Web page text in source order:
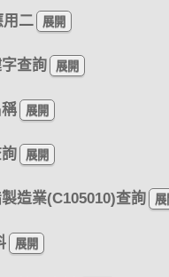
用二
查詢
造業(C105010)查詢